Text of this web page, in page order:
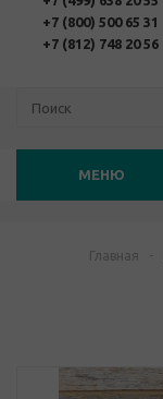
+7 (800) 500 65 31
+7 (812) 748 20 56
МЕНЮ
Главная -